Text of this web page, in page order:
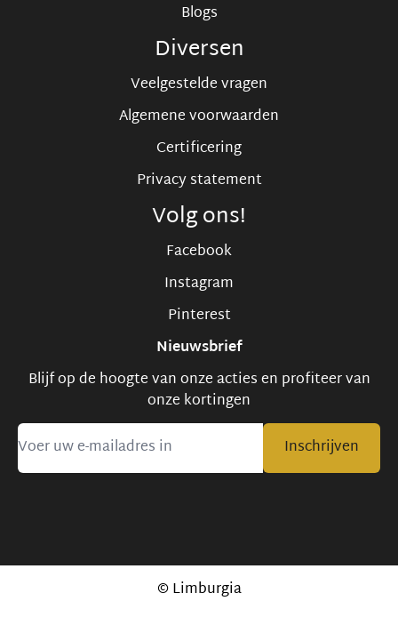
Blogs
Diversen
Veelgestelde vragen
Algemene voorwaarden
Certificering
Privacy statement
Volg ons!
Facebook
Instagram
Pinterest
Nieuwsbrief
Blijf op de hoogte van onze acties en profiteer van
onze kortingen
Inschrijven
© Limburgia